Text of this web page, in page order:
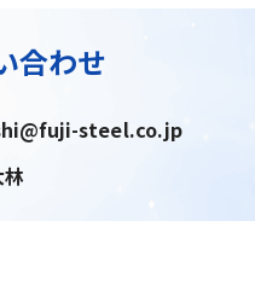
合わせ
steel.co.jp
林